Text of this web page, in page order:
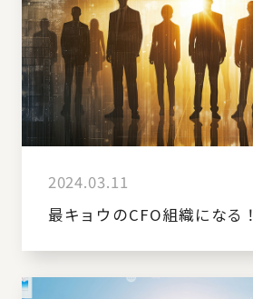
2024.03.11
最キョウのCFO組織になる！